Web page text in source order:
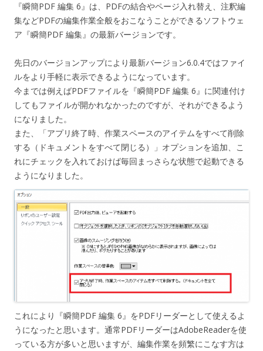
『瞬簡PDF 編集 6』は、PDFの結合やページ入れ替え、注釈編
集などPDFの編集作業全般をおこなうことができるソフトウェ
ア『瞬簡PDF 編集』の最新バージョンです。
先日のバージョンアップにより最新バージョン6.0.4ではファイ
ルをより手軽に表示できるようになっています。
今までは例えばPDFファイルを『瞬簡PDF 編集 6』に関連付け
してもファイルが開かれなかったのですが、それができるよう
になりました。
また、「アプリ終了時、作業スペースのアイテムをすべて削除
する（ドキュメントをすべて閉じる）」オプションを追加、こ
れにチェックを入れておけば毎回まっさらな状態で起動できる
ようになりました。
これにより『瞬簡PDF 編集 6』をPDFリーダーとして使えるよ
うになったと思います。通常PDFリーダーはAdobeReaderを使
っている方が多いと思いますが、編集作業を頻繁にこなす方は